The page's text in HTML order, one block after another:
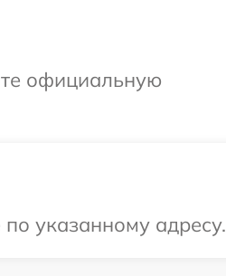
официальную
указанному адресу.